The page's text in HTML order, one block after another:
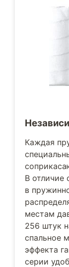
Каждая
В отличие
в
местам
256 штук
спальное
эффекта
серии